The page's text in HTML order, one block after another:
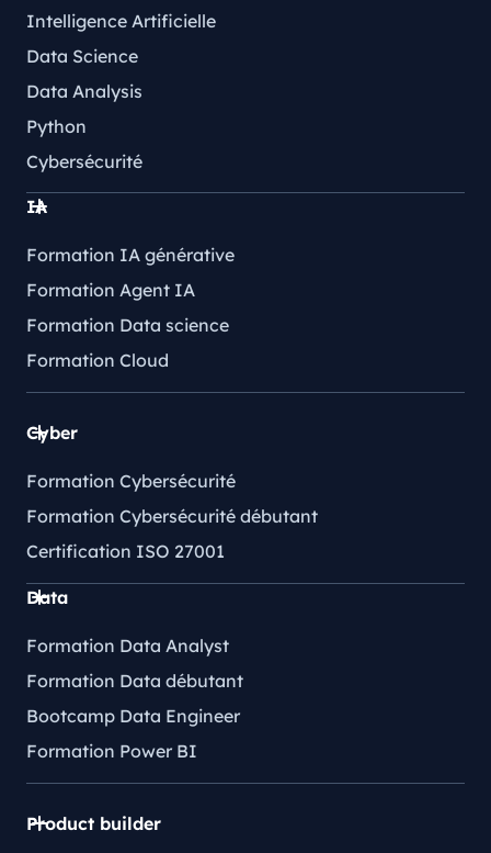
Intelligence Artificielle
Data Science
Data Analysis
Python
Cybersécurité
IA
Formation IA générative
Formation Agent IA
Formation Data science
Formation Cloud
Cyber
Formation Cybersécurité
Formation Cybersécurité débutant
Certification ISO 27001
Data
Formation Data Analyst
Formation Data débutant
Bootcamp Data Engineer
Formation Power BI
Product builder